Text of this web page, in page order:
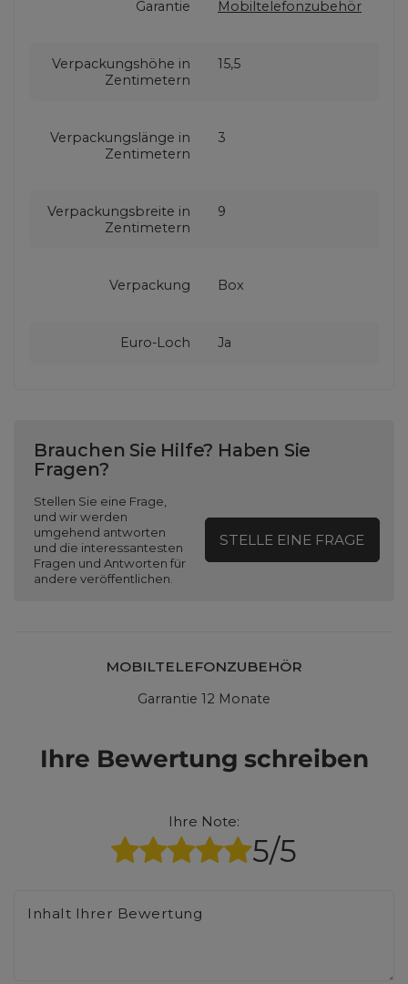
Garantie Mobiltelefonzubehör
Verpackungshöhe in
Zentimetern
15,5
Verpackungslänge in
Zentimetern
3
Verpackungsbreite in
Zentimetern
9
Verpackung Box
Euro-Loch Ja
Brauchen Sie Hilfe? Haben Sie
Fragen?
Stellen Sie eine Frage,
und wir werden
umgehend antworten
und die interessantesten
Fragen und Antworten für
andere veröffentlichen.
STELLE EINE FRAGE
MOBILTELEFONZUBEHÖR
Garrantie 12 Monate
Ihre Bewertung schreiben
Ihre Note:
5/5
Inhalt Ihrer Bewertung